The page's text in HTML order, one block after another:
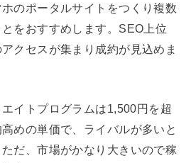
のポータルサイトをつくり複数
をおすすめします。SEO上位
クセスが集まり成約が見込めま
イトプログラムは1,500円を超
めの単価で、ライバルが多いと
だ、市場がかなり大きいので稼